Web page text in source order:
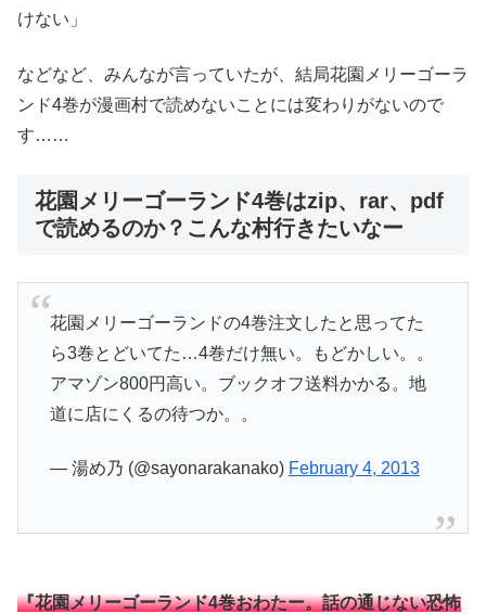
けない」
などなど、みんなが言っていたが、結局花園メリーゴーラ
ンド4巻が漫画村で読めないことには変わりがないので
す……
花園メリーゴーランド4巻はzip、rar、pdf
で読めるのか？こんな村行きたいなー
花園メリーゴーランドの4巻注文したと思ってた
ら3巻とどいてた…4巻だけ無い。もどかしい。。
アマゾン800円高い。ブックオフ送料かかる。地
道に店にくるの待つか。。
— 湯め乃 (@sayonarakanako) February 4, 2013
『花園メリーゴーランド4巻おわたー。話の通じない恐怖